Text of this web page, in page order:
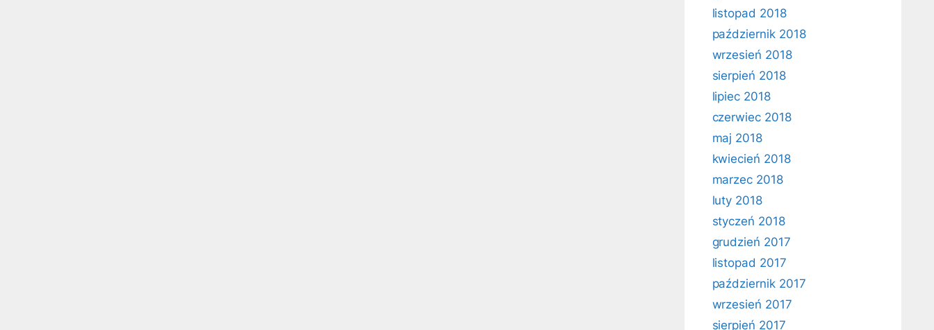
listopad 2018
październik 2018
wrzesień 2018
sierpień 2018
lipiec 2018
czerwiec 2018
maj 2018
kwiecień 2018
marzec 2018
luty 2018
styczeń 2018
grudzień 2017
listopad 2017
październik 2017
wrzesień 2017
sierpień 2017